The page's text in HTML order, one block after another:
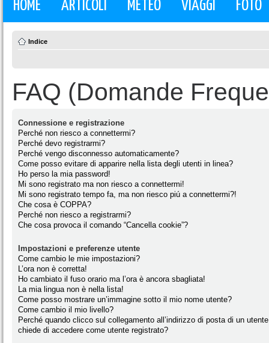
HOME ARTICOLI METEO VIAGGI FOTO
Indice
FAQ (Domande
Connessione e registrazione
Perché non riesco a connettermi?
Perché devo registrarmi?
Perché vengo disconnesso automaticamente?
Come posso evitare di apparire nella lista degli utenti in linea?
Ho perso la mia password!
Mi sono registrato ma non riesco a connettermi!
Mi sono registrato tempo fa, ma non riesco piú a connettermi?!
Che cosa è COPPA?
Perché non riesco a registrarmi?
Che cosa provoca il comando “Cancella cookie”?
Impostazioni e preferenze utente
Come cambio le mie impostazioni?
L’ora non è corretta!
Ho cambiato il fuso orario ma l’ora è ancora sbagliata!
La mia lingua non è nella lista!
Come posso mostrare un’immagine sotto il mio nome utente?
Come cambio il mio livello?
Perché quando clicco sul collegamento all’indirizzo di posta di un
chiede di accedere come utente registrato?